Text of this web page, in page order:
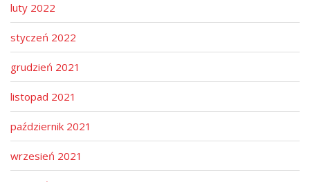
luty 2022
styczeń 2022
grudzień 2021
listopad 2021
październik 2021
wrzesień 2021